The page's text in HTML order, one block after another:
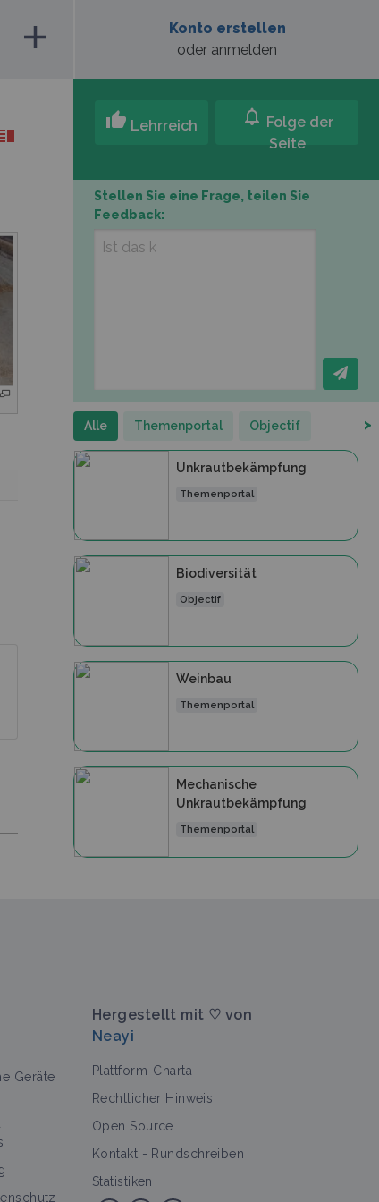
add
Konto erstellen
oder anmelden
thumb_up Lehrreich notifications Folge der
Seite
Stellen Sie eine Frage, teilen Sie
Feedback:
Alle Themenportal Objectif >
Unkrautbekämpfung
Themenportal
Biodiversität
Objectif
Weinbau
Themenportal
Mechanische
Unkrautbekämpfung
Themenportal
Geräte
Hergestellt mit ♡ von
Neayi
Plattform-Charta
Rechtlicher Hinweis
Open Source
Kontakt - Rundschreiben
Statistiken